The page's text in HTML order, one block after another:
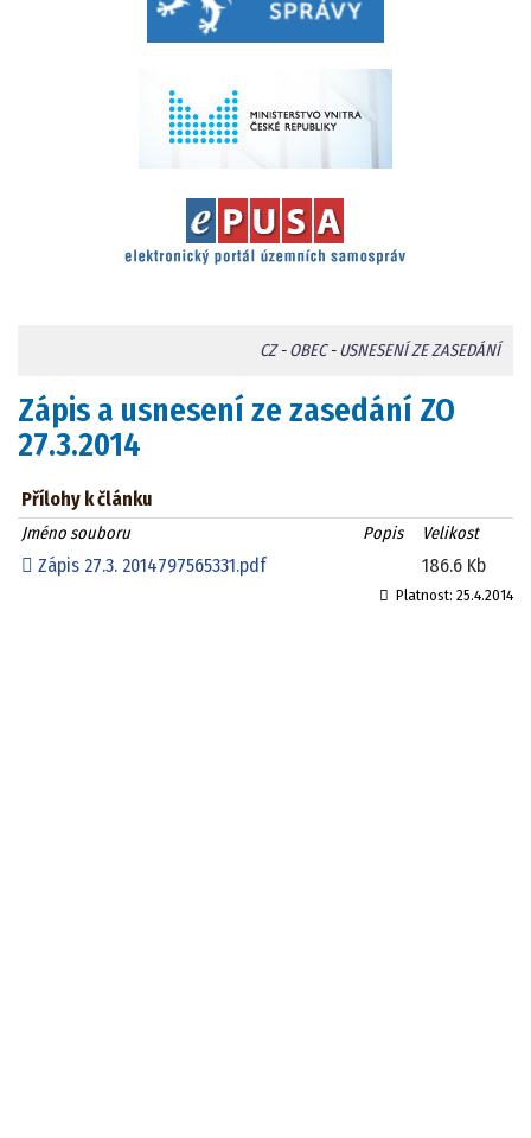
CZ-OBEC-USNESENÍ ZE ZASEDÁNÍ
Zápis a usnesení ze zasedání ZO
27.3.2014
Přílohy k článku
Jméno souboru Popis Velikost
Zápis 27.3. 2014797565331.pdf 186.6 Kb
Platnost: 25.4.2014